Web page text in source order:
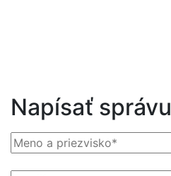
Napísať správu